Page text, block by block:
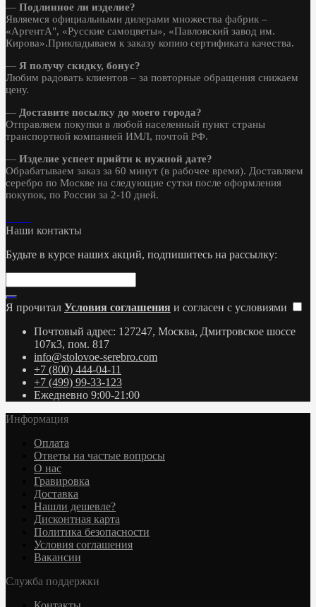
— Подлинное ли изделие?
Являемся официальными дилерами множества фабрик –
«АргентА", «Русские самоцветы», «Павловский завод им.
Кирова».Прикладываем к заказу копию сертификата качества.
— Я получу скидку, бонус?
Любим радовать клиентов – за повторные обращения снижаем
цену.
— Доставите посылку до моего города?
Отправляем покупки в любой населенный пункт страны
транспортной компанией ИМЛ, почтой РФ.
— Изделие успеет прийти к нужной дате?
Обрабатываем заказ за 60 минут (в рабочее время). Доставляем
серебро по Москве на следующие сутки после оформления
покупок, по России за 2-10 дней.
Наши контакты
Будьте в курсе наших акций, подпишитесь на рассылку:
Я прочитал Условия соглашения и согласен с условиями
Почтовый адрес: 127247, Москва, Дмитровское шоссе
107к3, пом. 817
info@stolovoe-serebro.com
+7 (800) 444-04-11
+7 (499) 99-33-123
Ежедневно 9:00-21:00
Информация
Оплата
Ответы на частые вопросы
О нас
Гравировка
Доставка
Нашли дешевле?
Дисконтная карта
Политика безопасности
Условия соглашения
Вакансии
Служба поддержки